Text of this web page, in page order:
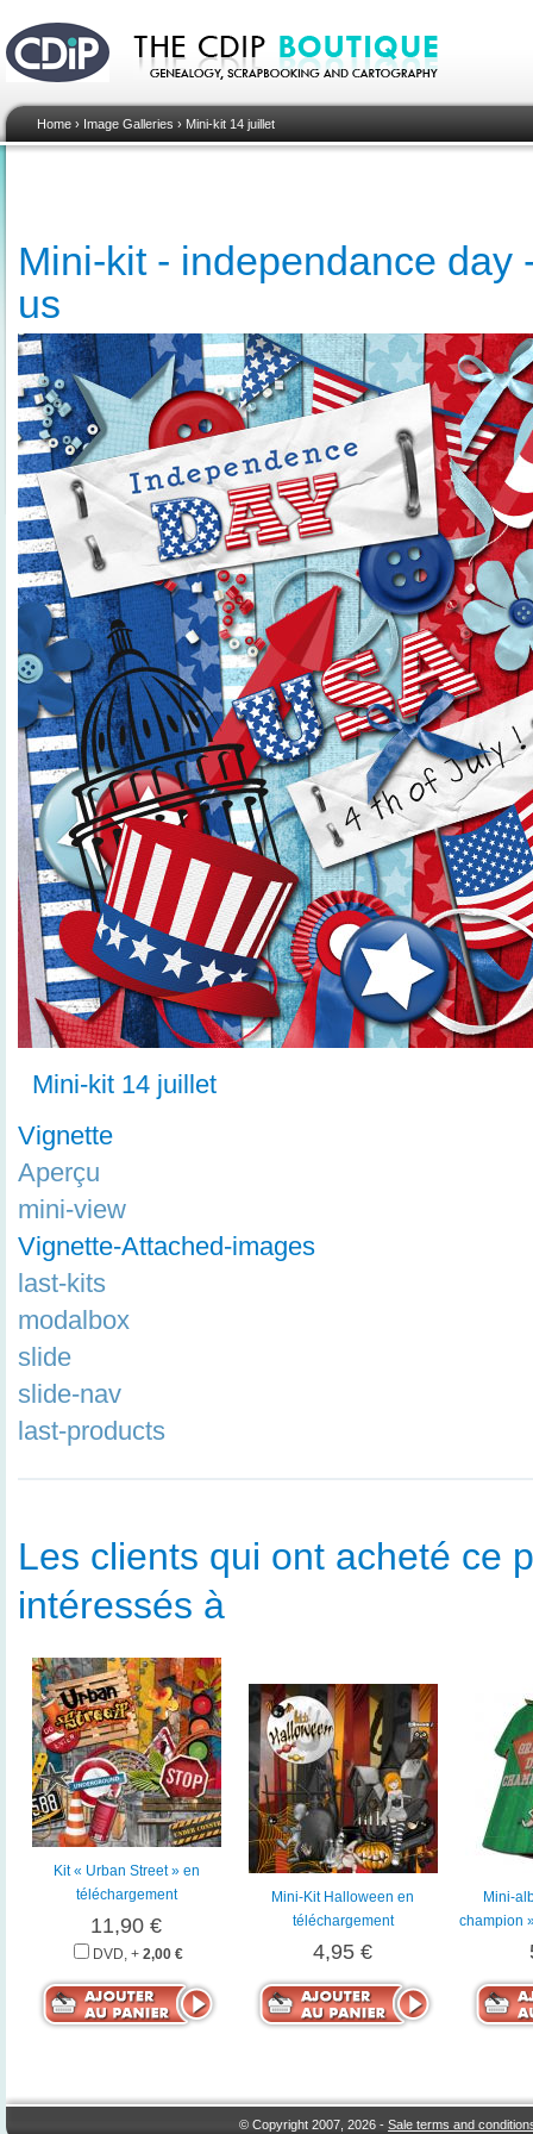
Home › Image Galleries › Mini-kit 14 juillet
Mini-kit - independance day
us
Mini-kit 14 juillet
Vignette
Aperçu
mini-view
Vignette-Attached-images
last-kits
modalbox
slide
slide-nav
last-products
Les clients qui ont acheté ce
intéressés à
Kit « Urban Street » en
téléchargement
11,90 €
DVD, + 2,00 €
Mini-Kit Halloween en
téléchargement
4,95 €
Mini-
champion
© Copyright 2007, 2026 -Sale terms and